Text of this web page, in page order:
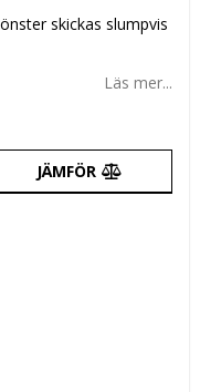
skickas slumpvis
Läs mer...
JÄMFÖR